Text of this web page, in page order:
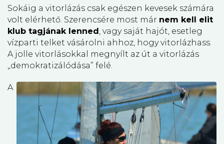
Sokáig a vitorlázás csak egészen kevesek számára
volt elérhető. Szerencsére most már nem kell elit
klub tagjának lenned, vagy saját hajót, esetleg
vízparti telket vásárolni ahhoz, hogy vitorlázhass.
A jolle vitorlásokkal megnyílt az út a vitorlázás
„demokratizálódása” felé.
A